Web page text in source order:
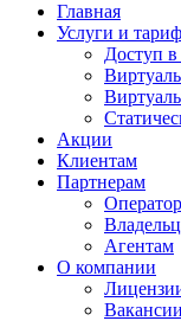
Главная
Услуги и
Доступ
Акции
Клиентам
Партнерам
Агентам
О компании
Вакансии